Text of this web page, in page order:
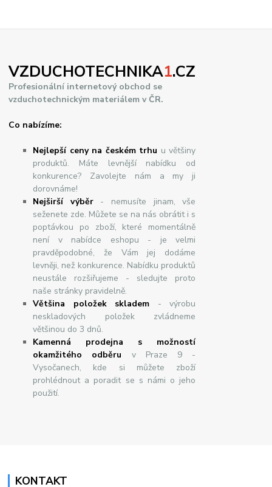
VZDUCHOTECHNIKA1.CZ
Profesionální internetový obchod se
vzduchotechnickým materiálem v ČR.
Co nabízíme:
Nejlepší ceny na českém trhu u většiny
produktů. Máte levnější nabídku od
konkurence? Zavolejte nám a my ji
dorovnáme!
Nejširšívýběr- nemusíte jinam, vše
seženete zde. Můžete se na nás obrátit i s
poptávkou po zboží, které momentálně
není v nabídce eshopu - je velmi
pravděpodobné, že Vám jej dodáme
levněji, než konkurence. Nabídku produktů
neustále rozšiřujeme - sledujte proto
naše stránky pravidelně.
Většina položek skladem - výrobu
neskladových položek zvládneme
většinou do 3 dnů.
Kamenná prodejna s možností
okamžitého odběru v Praze 9 -
Vysočanech, kde si můžete zboží
prohlédnout a poradit se s námi o jeho
použití.
KONTAKT